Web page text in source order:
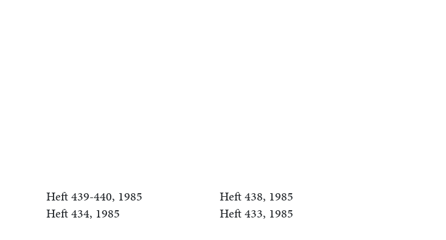
Heft 439-440, 1985
Heft 438, 1985
Heft 434, 1985
Heft 433, 1985